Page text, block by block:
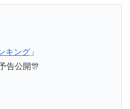
キング」
告公開🎊